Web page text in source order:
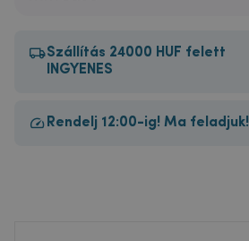
Szállítás 24000 HUF felett
INGYENES
Rendelj 12:00-ig! Ma feladjuk!